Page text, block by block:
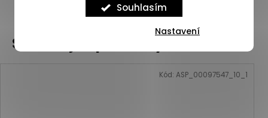
Souhlasím
Nastavení
ZOBRAZIT VŠECHNY PODOBNÉ PRODUKTY
Související produkty
Kód: ASP_00097547_10_1